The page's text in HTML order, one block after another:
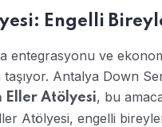
Engelli
entegrasyonu ve
Antalya Down
Eller Atölyesi, bu
Atölyesi, engelli